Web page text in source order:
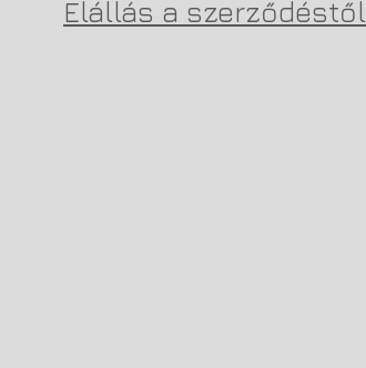
Elállás a szerződéstől